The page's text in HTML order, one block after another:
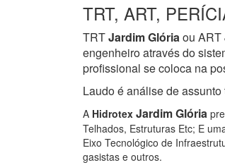
TRT, ART,
TRTJardim Glóriaou ART
engenheiro através do
profissional se coloca na
Laudo é análise de
A Hidrotex Jardim Glória
Telhados, Estruturas Etc; E
Eixo Tecnológico de
gasistas e outros.